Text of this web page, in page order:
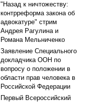
"Назад к ничтожеству:
контрреформа закона об
адвокатуре" стрим
Андрея Рагулина и
Романа Мельниченко
Заявление Специального
докладчика ООН по
вопросу о положении в
области прав человека в
Российской Федерации
Первый Всероссийский